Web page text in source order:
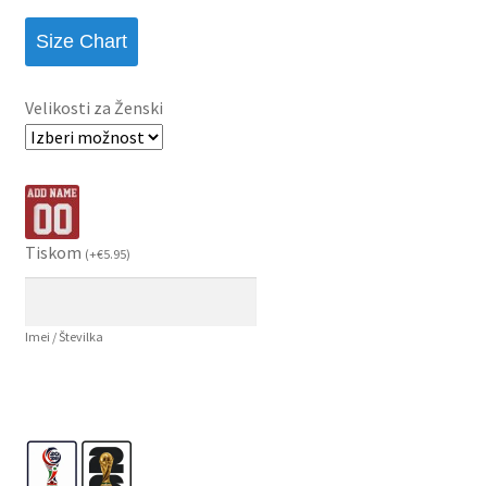
Size Chart
Velikosti za Ženski
Tiskom (+€5.95)
Imei / Številka